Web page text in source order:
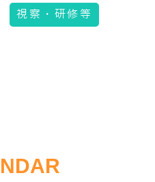
視察・研修等